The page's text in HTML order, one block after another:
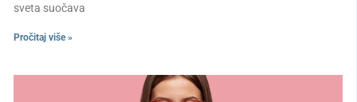
sveta suočava
Pročitaj više »